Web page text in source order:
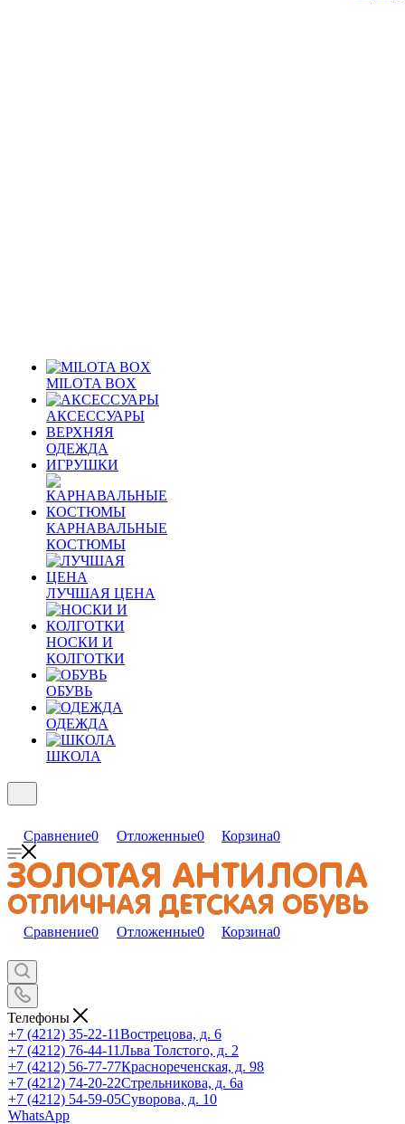
MILOTA BOX
АКСЕССУАРЫ
ВЕРХНЯЯ
ОДЕЖДА
ИГРУШКИ
КАРНАВАЛЬНЫЕ
КОСТЮМЫ
ЛУЧШАЯ ЦЕНА
НОСКИ И
КОЛГОТКИ
ОБУВЬ
ОДЕЖДА
ШКОЛА
Сравнение0 Отложенные0 Корзина0
Сравнение0 Отложенные0 Корзина0
Телефоны
+7 (4212) 35-22-11Вострецова, д. 6
+7 (4212) 76-44-11Льва Толстого, д. 2
+7 (4212) 56-77-77Краснореченская, д. 98
+7 (4212) 74-20-22Стрельникова, д. 6а
+7 (4212) 54-59-05Суворова, д. 10
WhatsApp